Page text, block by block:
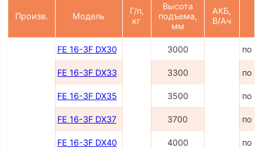
Произв. Модель
Г/п,
кг
Высота
подъема,
мм
АКБ,
В/Ач
FE 16-3F DX30 3000 по
FE 16-3F DX33 3300 по
FE 16-3F DX35 3500 по
FE 16-3F DX37 3700 по
FE 16-3F DX40 4000 по